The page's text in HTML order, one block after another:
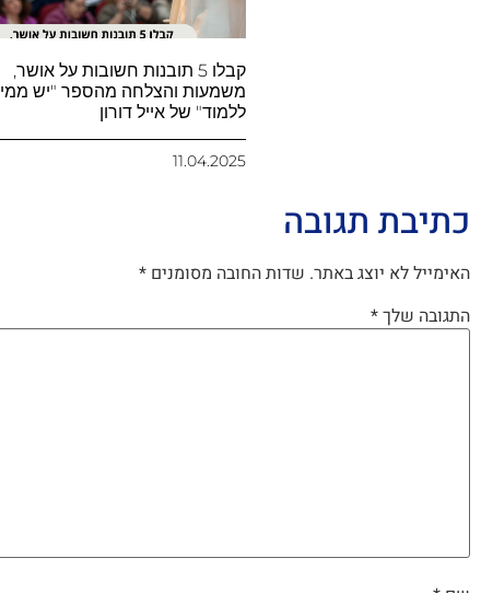
קבלו 5 תובנות חשובות על אושר,
משמעות והצלחה מהספר "יש ממי
ללמוד" של אייל דורון
11.04.2025
כתיבת תגובה
האימייל לא יוצג באתר. שדות החובה מסומנים *
התגובה שלך*